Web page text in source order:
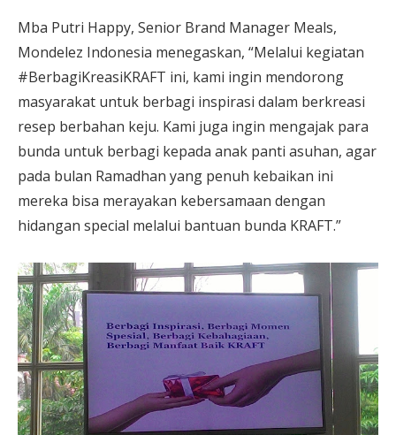
Mba Putri Happy, Senior Brand Manager Meals,
Mondelez Indonesia menegaskan, “Melalui kegiatan
#BerbagiKreasiKRAFT ini, kami ingin mendorong
masyarakat untuk berbagi inspirasi dalam berkreasi
resep berbahan keju. Kami juga ingin mengajak para
bunda untuk berbagi kepada anak panti asuhan, agar
pada bulan Ramadhan yang penuh kebaikan ini
mereka bisa merayakan kebersamaan dengan
hidangan special melalui bantuan bunda KRAFT.”